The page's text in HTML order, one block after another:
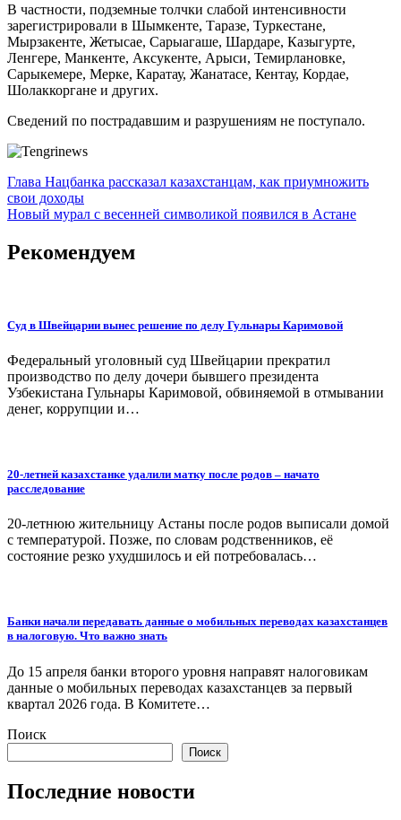
В частности, подземные толчки слабой интенсивности
зарегистрировали в Шымкенте, Таразе, Туркестане,
Мырзакенте, Жетысае, Сарыагаше, Шардаре, Казыгурте,
Ленгере, Манкенте, Аксукенте, Арыси, Темирлановке,
Сарыкемере, Мерке, Каратау, Жанатасе, Кентау, Кордае,
Шолаккоргане и других.
Сведений по пострадавшим и разрушениям не поступало.
Навигация
по
Глава Нацбанка рассказал казахстанцам, как приумножить
свои доходы
Новый мурал с весенней символикой появился в Астане
Рекомендуем
Суд в Швейцарии вынес решение по делу Гульнары Каримовой
Федеральный уголовный суд Швейцарии прекратил
производство по делу дочери бывшего президента
Узбекистана Гульнары Каримовой, обвиняемой в отмывании
денег, коррупции и…
20-летней казахстанке удалили матку после родов – начато
расследование
20-летнюю жительницу Астаны после родов выписали домой
с температурой. Позже, по словам родственников, её
состояние резко ухудшилось и ей потребовалась…
Банки начали передавать данные о мобильных переводах казахстанцев
в налоговую. Что важно знать
До 15 апреля банки второго уровня направят налоговикам
данные о мобильных переводах казахстанцев за первый
квартал 2026 года. В Комитете…
Поиск
Поиск
Последние новости